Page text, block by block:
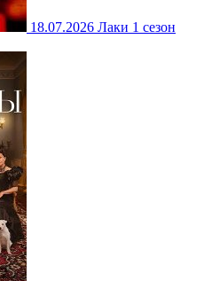
18.07.2026 Лаки 1 сезон